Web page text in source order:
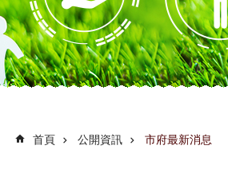
首頁 公開資訊 市府最新消息